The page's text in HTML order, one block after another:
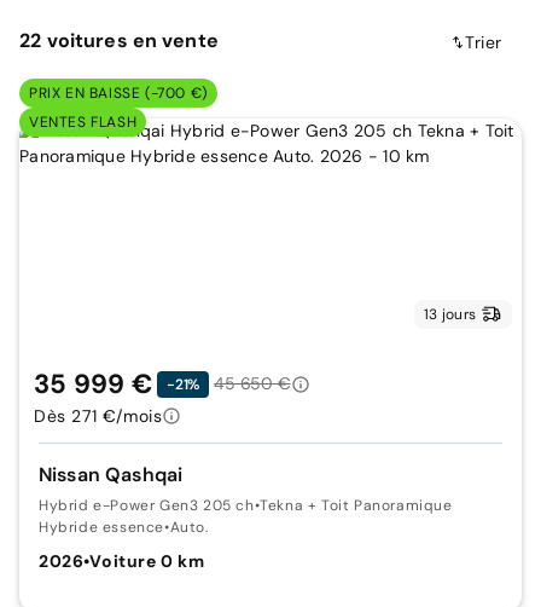
22 voitures en vente Trier
PRIX EN BAISSE (-700 €)
VENTES FLASH
13 jours
Nissan Qashqai
Hybrid e-Power Gen3 205 ch•Tekna + Toit Panoramique
Hybride essence•Auto.
2026•Voiture 0 km
35 999 € -21%
45 650 €
Dès 271 €/mois